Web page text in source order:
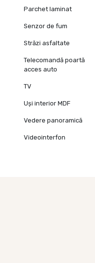
Parchet laminat
Senzor de fum
Străzi asfaltate
Telecomandă poartă
acces auto
TV
Uși interior MDF
Vedere panoramică
Videointerfon